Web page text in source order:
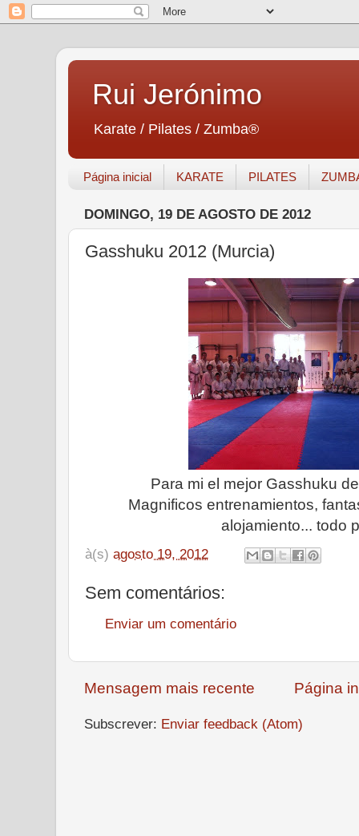
Rui Jerónimo
Karate / Pilates / Zumba®
Página inicial KARATE PILATES
DOMINGO, 19 DE AGOSTO DE 2012
Gasshuku 2012 (Murcia)
Para mi el mejor Gasshuku
Magnificos entrenamientos,
alojamiento... todo
à(s) agosto 19, 2012
Sem comentários:
Enviar um comentário
Mensagem mais recente Página
Subscrever: Enviar feedback (Atom)